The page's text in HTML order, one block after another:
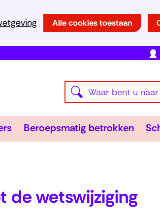
Alle cookies toestaan
Ga
naar
k
Waar
bent
u
naar
op
Wsnp-
bewindvoerders
Uitklappen
Beroepsmatig betrokken
de wetswijziging